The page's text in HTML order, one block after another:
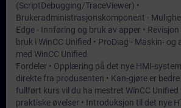
(ScriptDebugging/TraceViewer) •
Brukeradministrasjonskomponent -
Edge - Innføring og bruk av apper •
bruk i WinCC Unified • ProDiag - Maskin-
med WinCC Unified
Fordeler • Opplæring på det nye HMI-
direkte fra produsenten • Kan-gjøre er
fullført kurs vil du ha mestret WinCC
praktiske øvelser • Introduksjon til det nye